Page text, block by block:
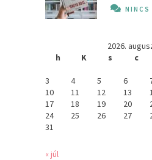
NINCS
2026.
h
K s c
3
4 5 6
10
11 12 13
17
18 19 20
24
25 26 27
31
« júl